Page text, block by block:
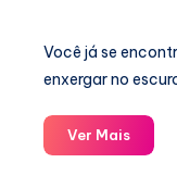
Você já se
enxergar no
Ver MaisComo
Ver